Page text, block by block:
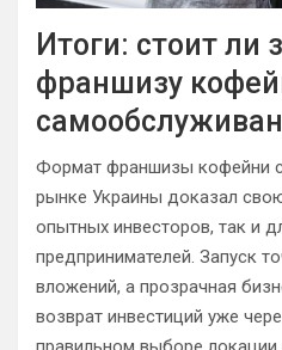
Итоги: стоит ли
франшизу
Формат франшизы кофейни
рынке Украины доказал
опытных инвесторов, так и
предпринимателей. Запуск
вложений, а прозрачная
возврат инвестиций уже